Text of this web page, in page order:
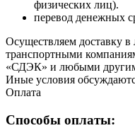
физических лиц).
перевод денежных
Осуществляем доставку
транспортными
«СДЭК» и любыми
Иные условия
Оплата
Способы оплаты: